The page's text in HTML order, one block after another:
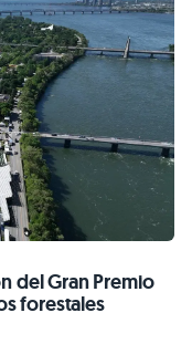
del Gran Premio
forestales